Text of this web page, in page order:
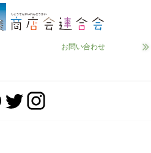
お問い合わせ